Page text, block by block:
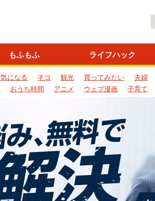
もふもふ ライフハック
気になる ネコ 観光 買ってみたい 夫婦
おうち時間 アニメ ウェブ漫画 子育て